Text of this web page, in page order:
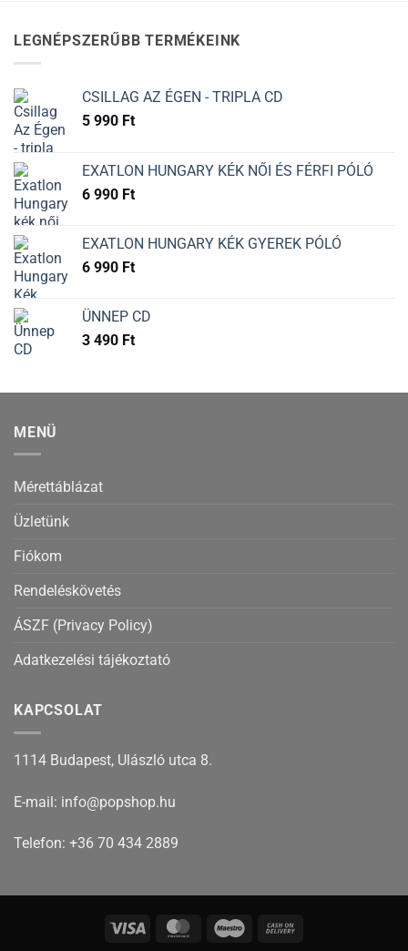
LEGNÉPSZERŰBB TERMÉKEINK
CSILLAG AZ ÉGEN - TRIPLA CD
5 990 Ft
EXATLON HUNGARY KÉK NŐI ÉS FÉRFI PÓLÓ
6 990 Ft
EXATLON HUNGARY KÉK GYEREK PÓLÓ
6 990 Ft
ÜNNEP CD
3 490 Ft
MENÜ
Mérettáblázat
Üzletünk
Fiókom
Rendeléskövetés
ÁSZF (Privacy Policy)
Adatkezelési tájékoztató
KAPCSOLAT
1114 Budapest, Ulászló utca 8.
E-mail: info@popshop.hu
Telefon: +36 70 434 2889
Visa MasterCardMaestro